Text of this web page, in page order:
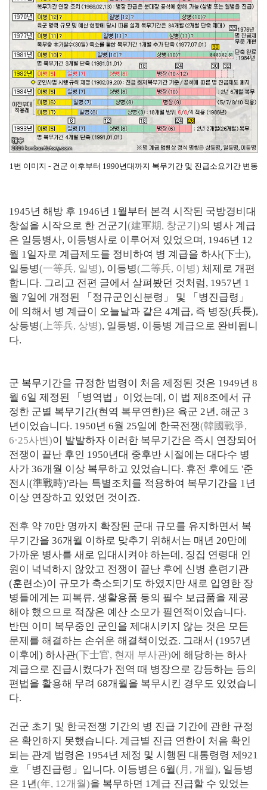
1번 이미지 - 건군 이후부터 1990년대까지 복무기간 및 진급소요기간 변동
1945년 해방 후 1946년 1월부터 본격 시작된 국방경비대
창설을 시작으로 한 건군기(建軍期, 창군기)의 병사 계급
은 일등병사, 이등병사로 이루어져 있었으며, 1946년 12
월 1일자로 계급제도를 정비하여 병 계급을 하사(下士),
일등병(一等兵, 일병), 이등병(二等兵, 이병) 체제로 개편
합니다. 그리고 전편 글에서 살펴봤던 것처럼, 1957년 1
월 7일에 개정된 「정규군인신분령」 및 「병진급령」
에 의해서 병 계급이 오늘날과 같은 4계급, 즉 병장(兵長),
상등병(上等兵, 상병), 일등병, 이등병 계급으로 완비됩니
다.
군 복무기간을 규정한 법령이 처음 제정된 것은 1949년 8
월 6일 제정된 「병역법」이었는데, 이 법 제8조에서 규
정한 군별 복무기간(현역 복무연한)은 육군 2년, 해군 3
년이었습니다. 1950년 6월 25일에 한국전쟁(韓國戰爭,
6·25사변)이 발발하자 이러한 복무기간은 즉시 연장되어
전쟁이 끝난 후인 1950년대 중후반 시절에는 대다수 병
사가 36개월 이상 복무하고 있었습니다. 휴전 후에도 '준
전시(準戰時)'라는 특별조치를 적용하여 복무기간을 1년
이상 연장하고 있었던 것이죠.
전후 약 70만 명까지 확장된 군대 규모를 유지하면서 복
무기간을 36개월 이하로 맞추기 위해서는 매년 20만에
가까운 병사를 새로 입대시켜야 하는데, 징집 연령대 인
원이 넉넉하지 않았고 전쟁이 끝난 후에 신병 훈련기관
(훈련소)이 규모가 축소되기도 하였지만 새로 입영한 장
병들에게는 피복류, 생활용품 등의 필수 보급품을 제공
해야 했으므로 적잖은 예산 소모가 필연적이었습니다.
반면 이미 복무중인 군인을 제대시키지 않는 것은 모든
문제를 해결하는 손쉬운 해결책이었죠. 그래서 (1957년
이후에) 하사관(下士官, 현재 부사관)에 해당하는 하사
계급으로 진급시켰다가 전역 때 병장으로 강등하는 등의
편법을 활용해 무려 68개월을 복무시킨 경우도 있었습니
다.
건군 초기 및 한국전쟁 기간의 병 진급 기간에 관한 규정
은 확인하지 못했습니다. 계급별 진급 연한이 처음 확인
되는 관계 법령은 1954년 제정 및 시행된 대통령령 제921
호 「병진급령」입니다. 이등병은 6월(月, 개월), 일등병
은 1년(年, 12개월)을 복무하면 1계급 진급할 수 있었는